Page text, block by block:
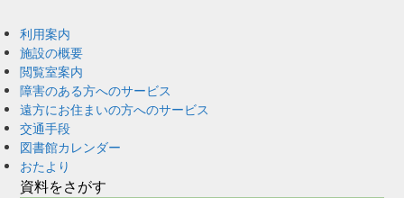
利用案内
施設の概要
閲覧室案内
障害のある方へのサービス
遠方にお住まいの方へのサービス
交通手段
図書館カレンダー
おたより
資料をさがす